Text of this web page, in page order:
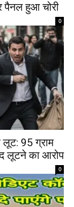
पैनल हुआ चोरी
0
लूट: 95 ग्राम
लूटने का आरोप
0